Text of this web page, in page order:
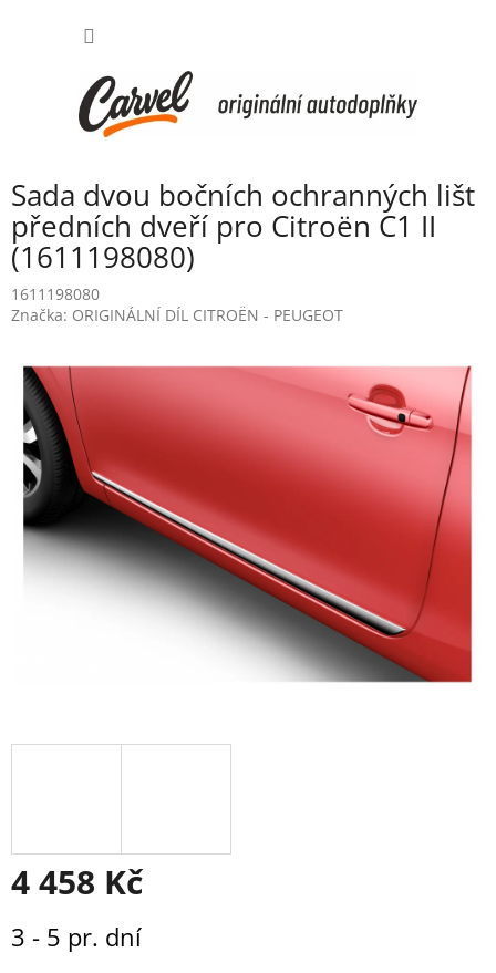
Sada dvou bočních ochranných lišt
předních dveří pro Citroën C1 II
(1611198080)
1611198080
Značka: ORIGINÁLNÍ DÍL CITROËN - PEUGEOT
4 458 Kč
cena:
3 - 5 pr. dní